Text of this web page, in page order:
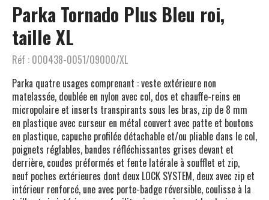
Parka Tornado Plus Bleu roi,
taille XL
Réf : 000438-0051/09000/XL
Parka quatre usages comprenant : veste extérieure non
matelassée, doublée en nylon avec col, dos et chauffe-reins en
micropolaire et inserts transpirants sous les bras, zip de 8 mm
en plastique avec curseur en métal couvert avec patte et boutons
en plastique, capuche profilée détachable et/ou pliable dans le col,
poignets réglables, bandes réfléchissantes grises devant et
derrière, coudes préformés et fente latérale à soufflet et zip,
neuf poches extérieures dont deux LOCK SYSTEM, deux avec zip et
intérieur renforcé, une avec porte-badge réversible, coulisse à la